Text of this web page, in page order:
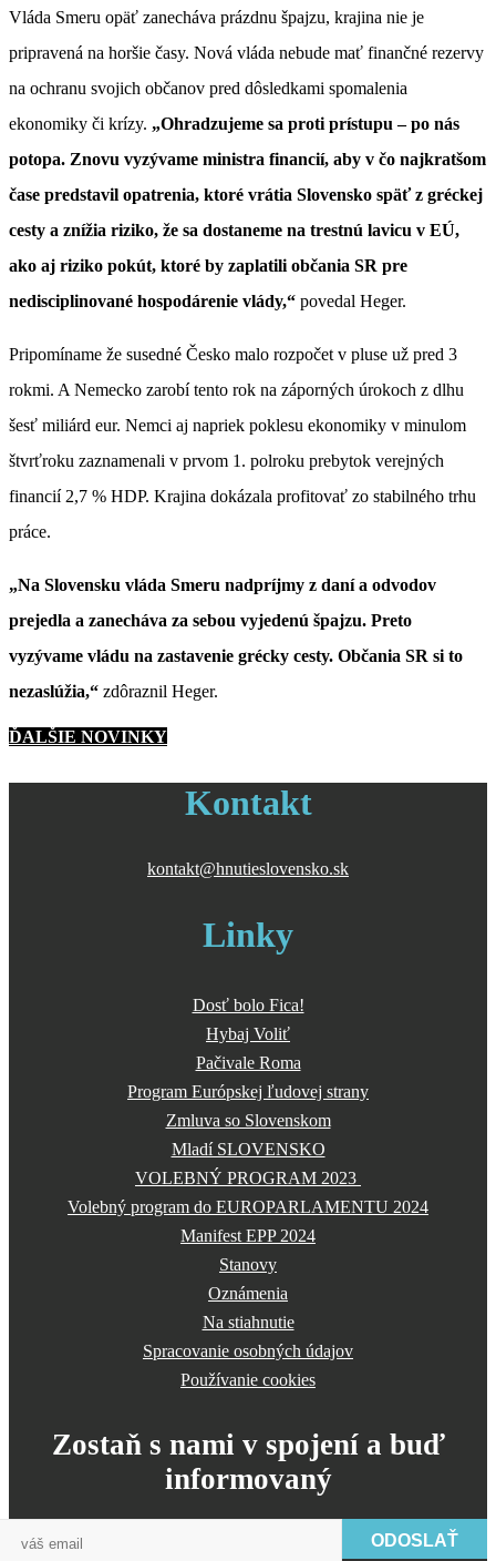
Vláda Smeru opäť zanecháva prázdnu špajzu, krajina nie je
pripravená na horšie časy. Nová vláda nebude mať finančné rezervy
na ochranu svojich občanov pred dôsledkami spomalenia
ekonomiky či krízy. „Ohradzujeme sa proti prístupu – po nás
potopa. Znovu vyzývame ministra financií, aby v čo najkratšom
čase predstavil opatrenia, ktoré vrátia Slovensko späť z gréckej
cesty a znížia riziko, že sa dostaneme na trestnú lavicu v EÚ,
ako aj riziko pokút, ktoré by zaplatili občania SR pre
nedisciplinované hospodárenie vlády,“ povedal Heger.
Pripomíname že susedné Česko malo rozpočet v pluse už pred 3
rokmi. A Nemecko zarobí tento rok na záporných úrokoch z dlhu
šesť miliárd eur. Nemci aj napriek poklesu ekonomiky v minulom
štvrťroku zaznamenali v prvom 1. polroku prebytok verejných
financií 2,7 % HDP. Krajina dokázala profitovať zo stabilného trhu
práce.
„Na Slovensku vláda Smeru nadpríjmy z daní a odvodov
prejedla a zanecháva za sebou vyjedenú špajzu. Preto
vyzývame vládu na zastavenie grécky cesty. Občania SR si to
nezaslúžia,“ zdôraznil Heger.
ĎALŠIE NOVINKY
Kontakt
kontakt@hnutieslovensko.sk
Linky
Dosť bolo Fica!
Hybaj Voliť
Pačivale Roma
Program Európskej ľudovej strany
Zmluva so Slovenskom
Mladí SLOVENSKO
VOLEBNÝ PROGRAM 2023
Volebný program do EUROPARLAMENTU 2024
Manifest EPP 2024
Stanovy
Oznámenia
Na stiahnutie
Spracovanie osobných údajov
Používanie cookies
Zostaň s nami v spojení a buď
informovaný
ODOSLAŤ